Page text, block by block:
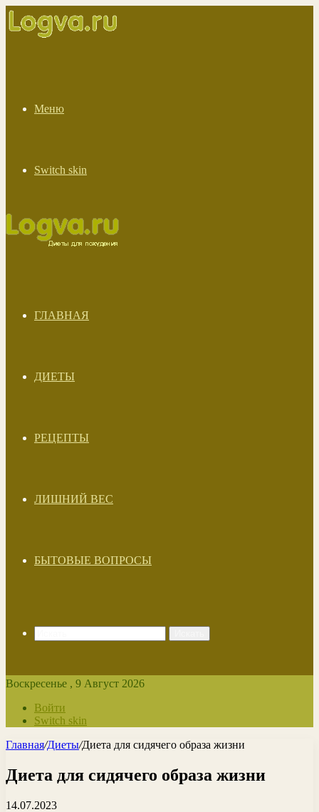
Меню
Switch skin
ГЛАВНАЯ
ДИЕТЫ
РЕЦЕПТЫ
ЛИШНИЙ ВЕС
БЫТОВЫЕ ВОПРОСЫ
Воскресенье , 9 Август 2026
Войти
Switch skin
Главная/Диеты/Диета для сидячего образа жизни
Диета для сидячего образа жизни
14.07.2023